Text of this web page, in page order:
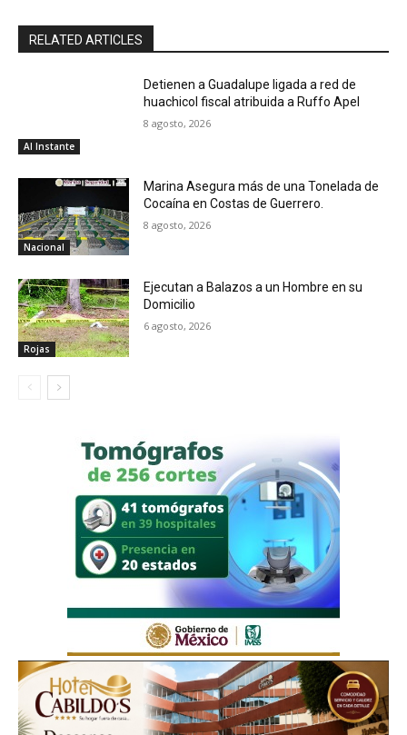
RELATED ARTICLES
Al Instante
Detienen a Guadalupe ligada a red de
huachicol fiscal atribuida a Ruffo Apel
8 agosto, 2026
Nacional
Marina Asegura más de una Tonelada de
Cocaína en Costas de Guerrero.
8 agosto, 2026
Rojas
Ejecutan a Balazos a un Hombre en su
Domicilio
6 agosto, 2026